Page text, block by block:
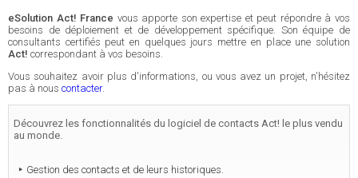
eSolution Act! France vous apporte son expertise et peut répondre à vos
besoins de déploiement et de développement spécifique. Son équipe de
consultants certifiés peut en quelques jours mettre en place une solution
Act! correspondant à vos besoins.
Vous souhaitez avoir plus d'informations, ou vous avez un projet, n'hésitez
pas à nous contacter.
Découvrez les fonctionnalités du logiciel de contacts Act! le plus vendu
au monde.
Gestion des contacts et de leurs historiques.